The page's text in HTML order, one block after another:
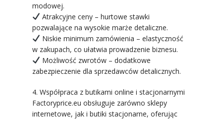
modowej.
Atrakcyjne ceny – hurtowe stawki
pozwalające na wysokie marże detaliczne.
Niskie minimum zamówienia – elastyczność
w zakupach, co ułatwia prowadzenie biznesu.
Możliwość zwrotów – dodatkowe
zabezpieczenie dla sprzedawców detalicznych.
4. Współpraca z butikami online i stacjonarnymi
Factoryprice.eu obsługuje zarówno sklepy
internetowe, jak i butiki stacjonarne, oferując